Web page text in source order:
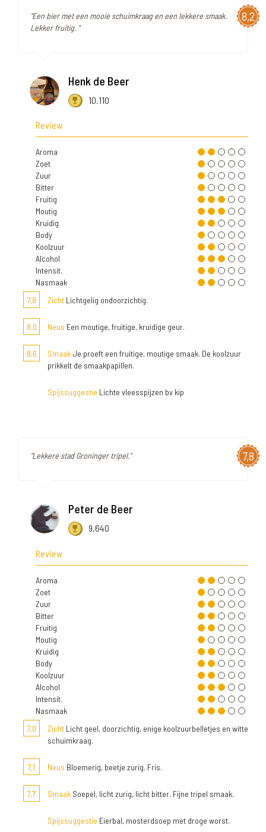
8,2
"Een bier met een mooie schuimkraag en een lekkere smaak.
Lekker fruitig. "
Henk de Beer
10.110
Review
Aroma
Zoet
Zuur
Bitter
Fruitig
Moutig
Kruidig
Body
Koolzuur
Alcohol
Intensit.
Nasmaak
7,8
Zicht Lichtgelig ondoorzichtig.
8,0 Neus Een moutige, fruitige, kruidige geur.
8,6 Smaak Je proeft een fruitige, moutige smaak. De koolzuur
prikkelt de smaakpapillen.
Spijssuggestie Lichte vleesspijzen bv kip
7,8
"Lekkere stad Groninger tripel."
Peter de Beer
9.640
Review
Aroma
Zoet
Zuur
Bitter
Fruitig
Moutig
Kruidig
Body
Koolzuur
Alcohol
Intensit.
Nasmaak
7,0
Zicht Licht geel, doorzichtig, enige koolzuurbelletjes en witte
schuimkraag.
7,1 Neus Bloemerig, beetje zurig. Fris.
7,7 Smaak Soepel, licht zurig, licht bitter. Fijne tripel smaak.
Spijssuggestie Eierbal, mosterdsoep met droge worst.